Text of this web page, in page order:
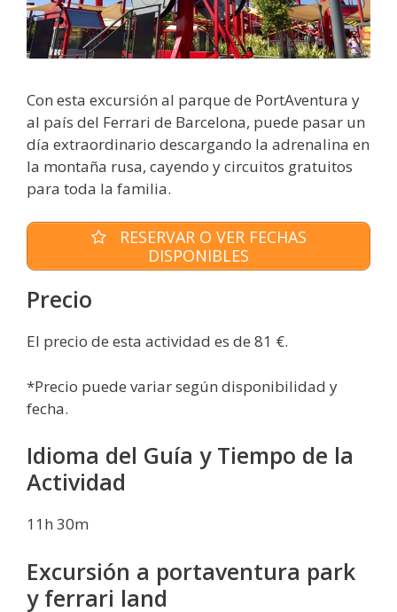
Con esta excursión al parque de PortAventura y
al país del Ferrari de Barcelona, ​​puede pasar un
día extraordinario descargando la adrenalina en
la montaña rusa, cayendo y circuitos gratuitos
para toda la familia.
RESERVAR O VER FECHAS
DISPONIBLES
Precio
El precio de esta actividad es de 81 €.
*Precio puede variar según disponibilidad y
fecha.
Idioma del Guía y Tiempo de la
Actividad
11h 30m
Excursión a portaventura park
y ferrari land